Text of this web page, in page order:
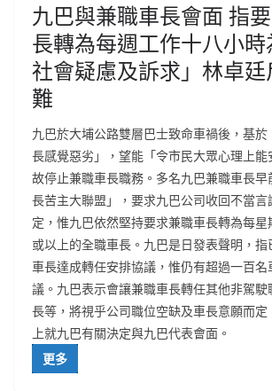
九巴與兼職車長會面 指
長轉為每週工作十八小
社會疑慮及訴求」林卓廷
難
九巴於大埔公路雙層巴士致命車禍後，基
長感覺惡劣」，望能「令市民大眾心理上能
故停止兼職車長職務。多名九巴兼職車長
長苦主大聯盟」，要求九巴公司收回不當
定，惟九巴依然堅持要求兼職車長轉為每
或以上的全職車長。九巴是日發表聲明，
車長達成轉任安排協議，惟仍有超過一百
議。九巴表示會讓兼職車長轉任其他非駕
長等，將視乎公司職位空缺及車長意願而
上就九巴有關決定與九巴代表會面。
更多